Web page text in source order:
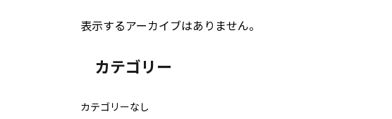
表示するアーカイブはありません。
カテゴリー
カテゴリーなし